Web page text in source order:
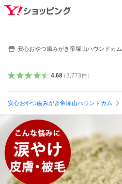
安心おやつ歯みがき帝塚山ハウンドカム
4.68（3,773件）
安心おやつ歯みがき帝塚山ハウンドカム